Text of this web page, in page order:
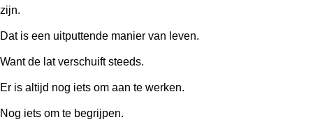
zijn.
Dat is een uitputtende manier van leven.
Want de lat verschuift steeds.
Er is altijd nog iets om aan te werken.
Nog iets om te begrijpen.